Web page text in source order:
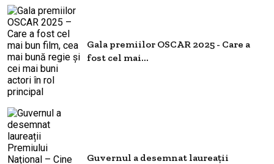
Gala premiilor OSCAR 2025 - Care a
fost cel mai...
Guvernul a desemnat laureații